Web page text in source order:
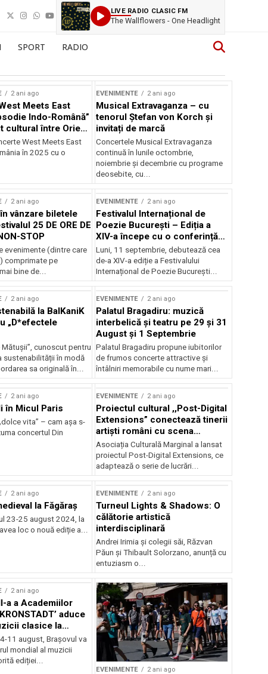
LIVE RADIO CLASIC FM
The Wallflowers - One Headlight
SPORT RADIO
2 ani ago
Meets East
Indo-Română”
cultural între Orient
West Meets East
în 2025 cu o
EVENIMENTE 2 ani ago
Musical Extravaganza – cu
tenorul Ștefan von Korch și
invitați de marcă
Concertele Musical Extravaganza
continuă în lunile octombrie,
noiembrie şi decembrie cu programe
deosebite, cu...
2 ani ago
vânzare biletele
25 DE ORE DE
STOP
evenimente (dintre care
comprimate pe
bine de...
EVENIMENTE 2 ani ago
Festivalul Internațional de
Poezie București – Ediția a
XIV-a începe cu o conferință
despre limba română
susținută de Marco Lucchesi
Luni, 11 septembrie, debutează cea
de-a XIV-a ediție a Festivalului
Internațional de Poezie București...
2 ani ago
la BalKaniK
„D*efectele
cunoscut pentru
sustenabilității în modă
sa originală în...
EVENIMENTE 2 ani ago
Palatul Bragadiru: muzică
interbelică şi teatru pe 29 şi 31
August şi 1 Septembrie
Palatul Bragadiru propune iubitorilor
de frumos concerte attractive şi
întâlniri memorabile cu nume mari...
2 ani ago
în Micul Paris
vita” – cam așa s-
concertul Din
EVENIMENTE 2 ani ago
Proiectul cultural ,,Post-Digital
Extensions” conectează tinerii
artiști români cu scena
internațională
Asociația Culturală Marginal a lansat
proiectul Post-Digital Extensions, ce
adaptează o serie de lucrări...
2 ani ago
la Făgăraș
23-25 august 2024, la
loc o nouă ediție a...
EVENIMENTE 2 ani ago
Turneul Lights & Shadows: O
călătorie artistică
interdisciplinară
Andrei Irimia și colegii săi, Răzvan
Păun și Thibault Solorzano, anunță cu
entuziasm o...
2 ani ago
a a Academiilor
aduce
clasice la
11 august, Brașovul va
mondial al muzicii
ediției...
EVENIMENTE 2 ani ago